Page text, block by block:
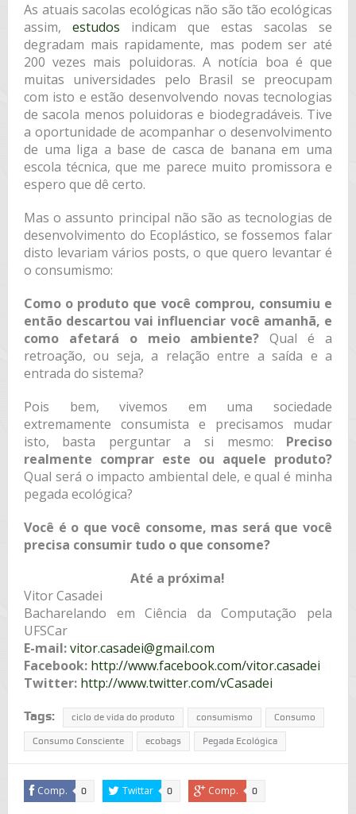
As atuais sacolas ecológicas não são tão ecológicas
assim, estudos indicam que estas sacolas se
degradam mais rapidamente, mas podem ser até
200 vezes mais poluidoras. A notícia boa é que
muitas universidades pelo Brasil se preocupam
com isto e estão desenvolvendo novas tecnologias
de sacola menos poluidoras e biodegradáveis. Tive
a oportunidade de acompanhar o desenvolvimento
de uma liga a base de casca de banana em uma
escola técnica, que me parece muito promissora e
espero que dê certo.
Mas o assunto principal não são as tecnologias de
desenvolvimento do Ecoplástico, se fossemos falar
disto levariam vários posts, o que quero levantar é
o consumismo:
Como o produto que você comprou, consumiu e
então descartou vai influenciar você amanhã, e
como afetará o meio ambiente? Qual é a
retroação, ou seja, a relação entre a saída e a
entrada do sistema?
Pois bem, vivemos em uma sociedade
extremamente consumista e precisamos mudar
isto, basta perguntar a si mesmo: Preciso
realmente comprar este ou aquele produto?
Qual será o impacto ambiental dele, e qual é minha
pegada ecológica?
Você é o que você consome, mas será que você
precisa consumir tudo o que consome?
Até a próxima!
Vitor Casadei
Bacharelando em Ciência da Computação pela
UFSCar
E-mail:vitor.casadei@gmail.com
Facebook: http://www.facebook.com/vitor.casadei
Twitter: http://www.twitter.com/vCasadei
Tags: ciclo de vida do produto consumismo Consumo
Consumo Consciente ecobags Pegada Ecológica
Comp. 0 Twittar 0 Comp. 0